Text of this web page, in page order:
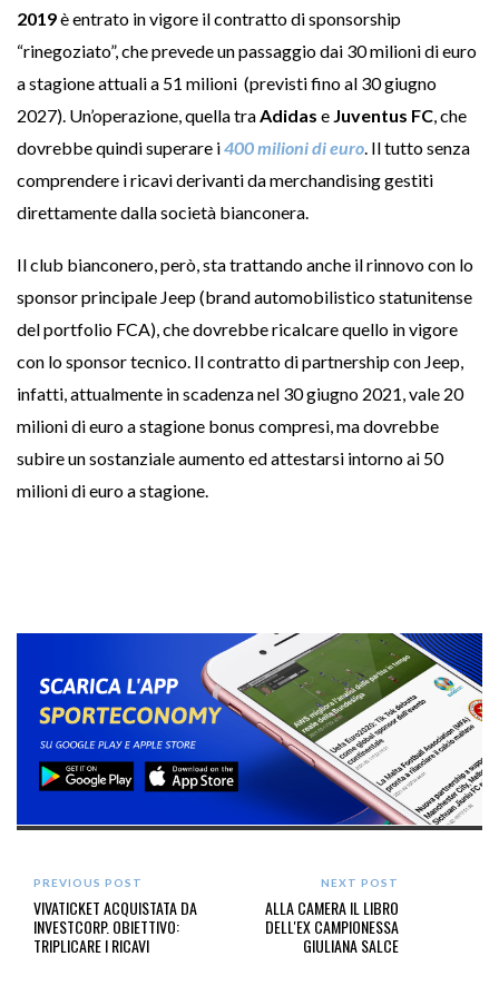
2019è entrato in vigore il contratto di sponsorship
“rinegoziato”, che prevede un passaggio dai 30 milioni di euro
a stagione attuali a 51 milioni (previsti fino al 30 giugno
2027). Un’operazione, quella traAdidas e Juventus FC, che
dovrebbe quindi superare i400 milioni di euro. Il tutto senza
comprendere i ricavi derivanti da merchandising gestiti
direttamente dalla società bianconera.
Il club bianconero, però, sta trattando anche il rinnovo con lo
sponsor principale Jeep (brand automobilistico statunitense
del portfolio FCA), che dovrebbe ricalcare quello in vigore
con lo sponsor tecnico. Il contratto di partnership con Jeep,
infatti, attualmente in scadenza nel 30 giugno 2021, vale 20
milioni di euro a stagione bonus compresi, ma dovrebbe
subire un sostanziale aumento ed attestarsi intorno ai 50
milioni di euro a stagione.
PREVIOUS POST
VIVATICKET ACQUISTATA DA
INVESTCORP. OBIETTIVO:
TRIPLICARE I RICAVI
NEXT POST
ALLA CAMERA IL LIBRO
DELL'EX CAMPIONESSA
GIULIANA SALCE